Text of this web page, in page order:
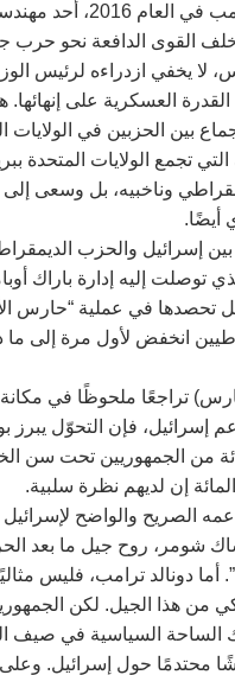
يعد بانون، مدير
القوى الدافعة نحو حرب
لا يخفي ازدراءه لرئيس
القدرة العسكرية على
تجمع الولايات المتحدة
وناخبيه، بل وسعى إلى
أيضًا.
توصلت إليه إدارة باراك
تراجعًا ملحوظًا في
إسرائيل، فإن التحوّل
استطلاع مماثل أن 63 في المائة من
الصريح والواضح
دونالد ترامب، فليس
من هذا الجيل. لكن
محتدمًا حول إسرائيل.